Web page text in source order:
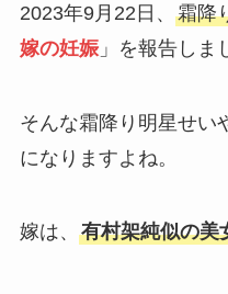
2023年9月22日、 霜降
嫁の妊娠」を報告しま
そんな霜降り明星せい
になりますよね。
嫁は、 有村架純似の美